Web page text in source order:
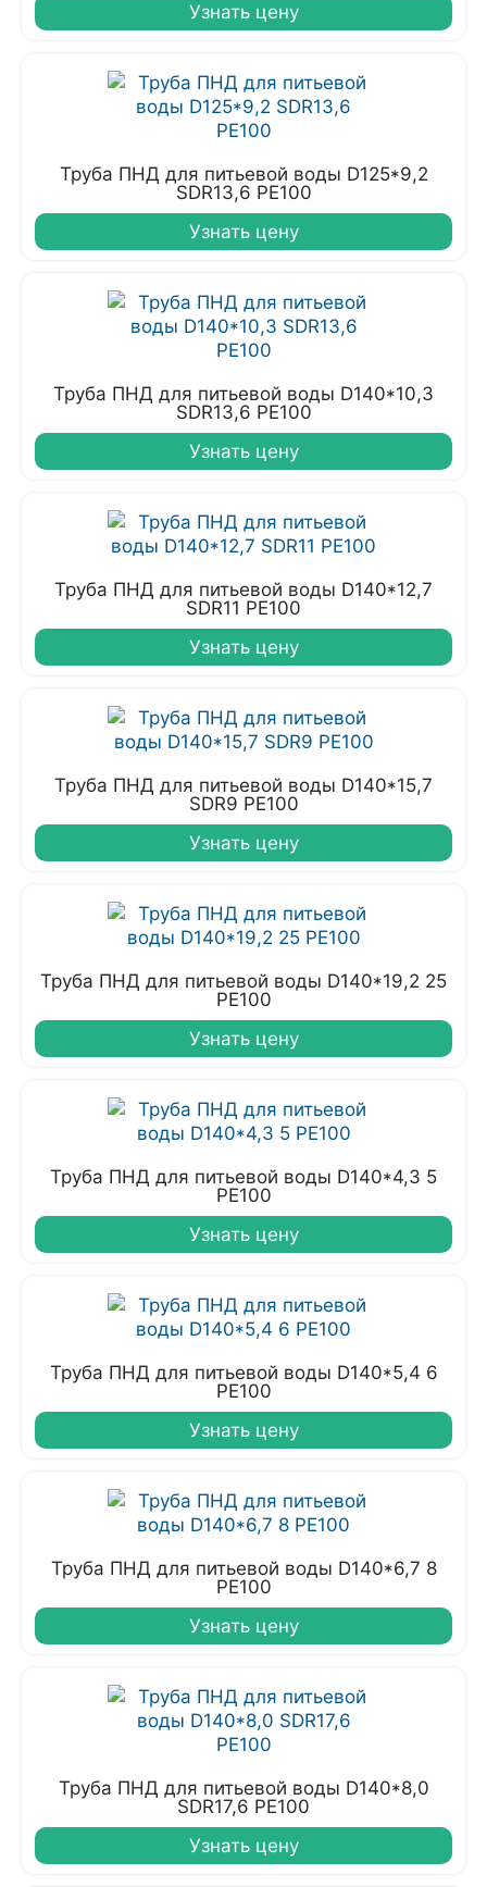
Узнать цену
Труба ПНД для питьевой воды D125*9,2
SDR13,6 PE100
Узнать цену
Труба ПНД для питьевой воды D140*10,3
SDR13,6 PE100
Узнать цену
Труба ПНД для питьевой воды D140*12,7
SDR11 PE100
Узнать цену
Труба ПНД для питьевой воды D140*15,7
SDR9 PE100
Узнать цену
Труба ПНД для питьевой воды D140*19,2 25
PE100
Узнать цену
Труба ПНД для питьевой воды D140*4,3 5
PE100
Узнать цену
Труба ПНД для питьевой воды D140*5,4 6
PE100
Узнать цену
Труба ПНД для питьевой воды D140*6,7 8
PE100
Узнать цену
Труба ПНД для питьевой воды D140*8,0
SDR17,6 PE100
Узнать цену